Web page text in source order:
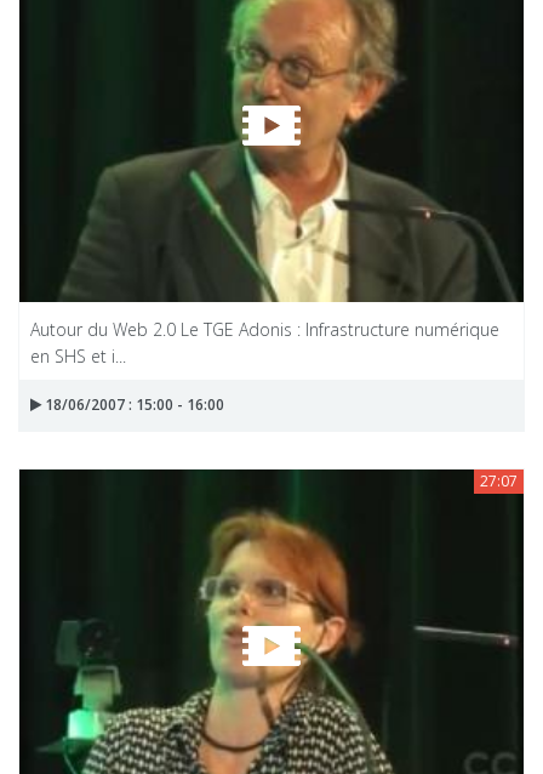
Autour du Web 2.0 Le TGE Adonis : Infrastructure numérique
en SHS et i...
18/06/2007 : 15:00 - 16:00
27:07